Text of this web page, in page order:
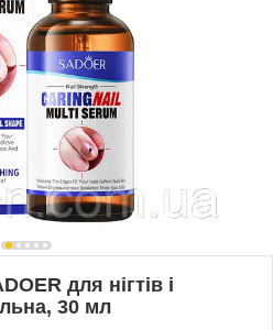
для нігтів і
30 мл